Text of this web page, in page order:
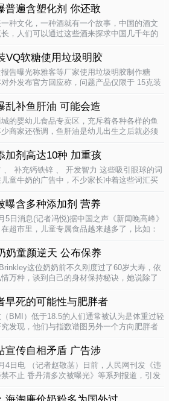
超标。二氧化硫在我国禁止用于姜粉这类食
监局食品安全专家介绍..
普遍含塑化剂 你还敢
种文化，一种酒就有一个故事，中国的酒文
，人们可以通过这些酒来探求中国几千年的
戒掉的原因，因为酒已经不只是一种可以喝
，就像茶一样有很厚..
VQ软糖使用垃圾明胶
告曝光称雅客等厂家使用垃圾明胶制作糖
外发布官方回应称，问题产品仅限于 15克装
将嘉利达明胶原料全部封存。对已上市流通
已于3月15..
乱补鱼肝油 可能会造
的婴幼儿食品专卖区，充斥着各种各样的鱼
商家还强调，鱼肝油是幼儿出生之后就必须
油。而实际上，以食品身份出现的鱼肝油是药
对孩子产生伤害。在..
加剂高达10种 加重孩
、 补充钙铁锌 、 开发智力 这些吸引眼球的词
童牛奶的广告中，不少家长冲着这些词汇买
尽量少喝。超市儿童牛奶添加剂高达10种昨
者在杨家坪..
曝含多种添加剂 营养
5日消息(记者冯悦)据中国之声《新闻晚高峰》
超市里，儿童专属食品越来越多了，比如：
，备受孩子们和家长的喜爱。然而，一些营
童牛奶比普通..
奶童颜逆天 公布保养
这位奶奶前不久刚度过了60岁大寿，依
情万种，谈到自己的身材保持秘诀，她说除了
她就是个素食主义者，早餐吃燕麦粥加果
早死的可能性与肥胖者
BMI）低于18.5的人们通常被认为是体重过轻
发现，他们与指数谱图另外一个方向肥胖者
）整体健康指标的可靠性。这个测量值反映
与重量的比..
宣传自相矛盾 广告涉
4日电 （记者赵敬菡）日前，人民网刊发《违
不止 香丹清多次被曝光》等系列报道，引发
在备案信息不明、涉嫌违规发布广告、宣传